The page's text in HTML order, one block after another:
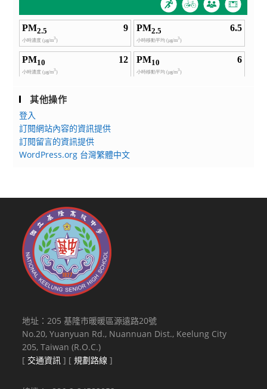
其他操作
登入
訂閱網站內容的資訊提供
訂閱留言的資訊提供
WordPress.org 台灣繁體中文
地址：205 基隆市暖暖區源遠路20號
No.20, Yuanyuan Rd., Nuannuan Dist., Keelung City
205, Taiwan (R.O.C.)
[ 交通資訊 ] [規劃路線 ]